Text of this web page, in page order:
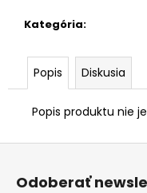
Kategória:
Popis Diskusia
Popis produktu nie
Z
Odoberať